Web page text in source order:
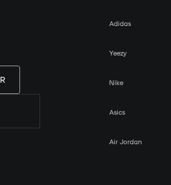
Adidas
Yeezy
Nike
Asics
Air Jordan